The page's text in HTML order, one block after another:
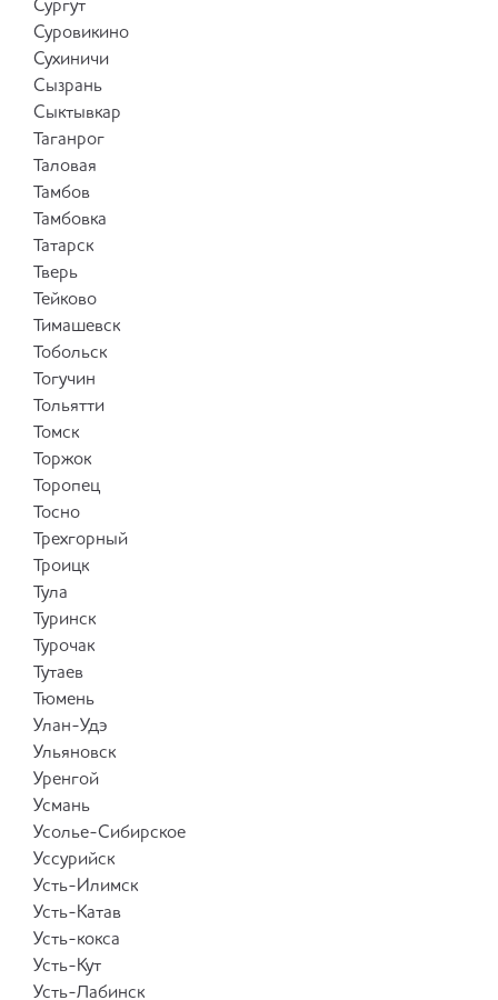
Сургут
Суровикино
Сухиничи
Сызрань
Сыктывкар
Таганрог
Таловая
Тамбов
Тамбовка
Татарск
Тверь
Тейково
Тимашевск
Тобольск
Тогучин
Тольятти
Томск
Торжок
Торопец
Тосно
Трехгорный
Троицк
Тула
Туринск
Турочак
Тутаев
Тюмень
Улан-Удэ
Ульяновск
Уренгой
Усмань
Усолье-Сибирское
Уссурийск
Усть-Илимск
Усть-Катав
Усть-кокса
Усть-Кут
Усть-Лабинск